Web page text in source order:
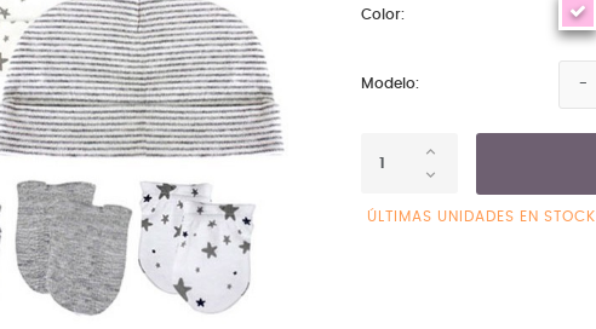
Color:
Modelo:
ÚLTIMAS UNIDADES EN STOCK